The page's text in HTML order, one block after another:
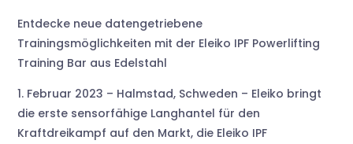
Entdecke neue datengetriebene
Trainingsmöglichkeiten mit der Eleiko IPF Powerlifting
Training Bar aus Edelstahl
1. Februar 2023 – Halmstad, Schweden – Eleiko bringt
die erste sensorfähige Langhantel für den
Kraftdreikampf auf den Markt, die Eleiko IPF